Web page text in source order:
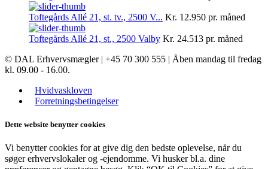
Toftegårds Allé 21, st. tv., 2500 V... Kr. 12.950 pr. måned
Toftegårds Allé 21, st., 2500 Valby Kr. 24.513 pr. måned
© DAL Erhvervsmægler | +45 70 300 555 | Åben mandag til fredag
kl. 09.00 - 16.00.
Hvidvaskloven
Forretningsbetingelser
Dette website benytter cookies
Vi benytter cookies for at give dig den bedste oplevelse, når du
søger erhvervslokaler og -ejendomme. Vi husker bl.a. dine